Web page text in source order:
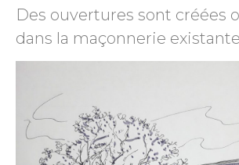
Des ouvertures sont créées
dans la maçonnerie existante